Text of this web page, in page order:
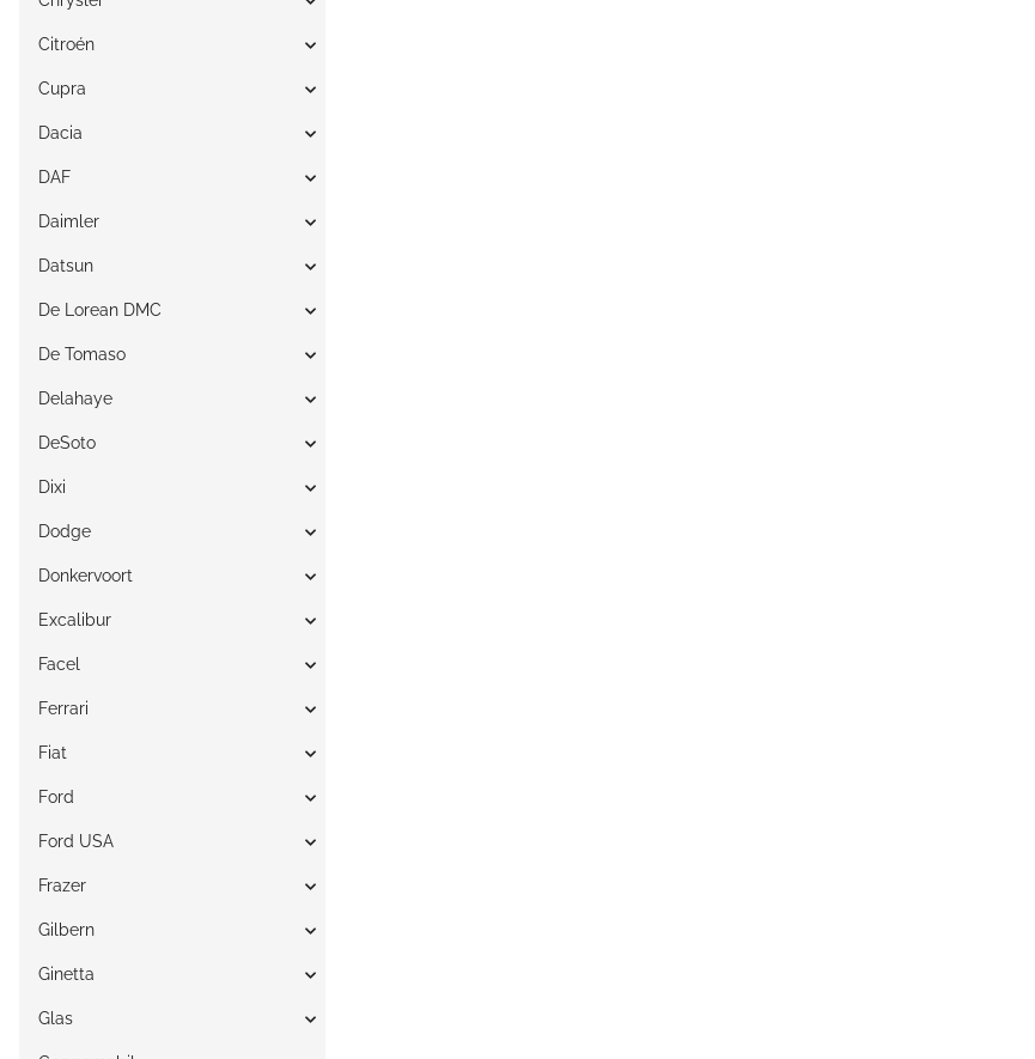
Citroén
Cupra
Dacia
DAF
Daimler
Datsun
De Lorean DMC
De Tomaso
Delahaye
DeSoto
Dixi
Dodge
Donkervoort
Excalibur
Facel
Ferrari
Fiat
Ford
Ford USA
Frazer
Gilbern
Ginetta
Glas